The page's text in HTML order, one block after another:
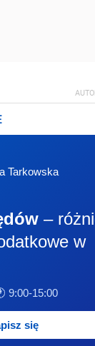
Tarkowska
–
w
9:00-15:00
się